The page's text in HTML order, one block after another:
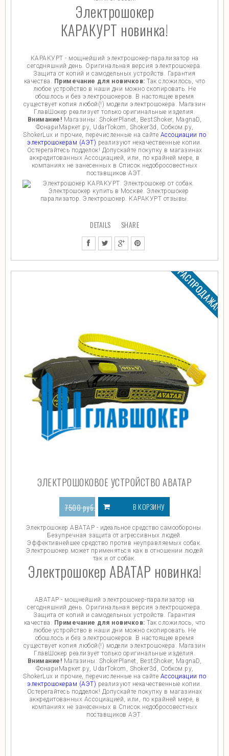
Электрошокер
КАРАКУРТ новинка!
КАРАКУРТ - мощнейший электрошокер-парализатор на
сегодняшний день. Оригинальная версия электрошокера.
Защита от копий и самодельных устройств. Гарантия
качества. Примечание для новичков: Так сложилось, что
любое устройство в наши дни можно скопировать. Не
обошлось и без электрошокеров. В настоящее время
существует копия любой(!) модели электрошокера. Магазин
ГлавШокер реализует только оригинальные изделия.
Внимание! Магазины: ShokerPlanet, BestShoker, MagnaD,
ФонариМаркет.ру, UdarTokom, Shoker3d, Собком.ру,
ShokerLux и прочие, перечисленные на сайте Ассоциации по
электрошокерам (АЭТ) реализуют некачественные копии.
Остерегайтесь подделок! Допускайте покупку в магазинах
аккредитованных Ассоциацией, или, по крайней мере, в
компаниях не занесенных в Список недобросовестных
поставщиков АЭТ.
DETAILS SHARE
РАСПРОДАЖА!
ЭЛЕКТРОШОКОВОЕ УСТРОЙСТВО АВАТАР
7500руб.
5800руб.
В КОРЗИНУ
Электрошокер АВАТАР - идеальное средство самообороны.
Безупречная защита от агрессивных людей.
Эффективнейшее средство против неуправляемых собак.
Электрошокер может применяться как в отношении людей
так и от собак.
Электрошокер АВАТАР новинка!
АВАТАР - мощнейший электрошокер-парализатор на
сегодняшний день. Оригинальная версия электрошокера.
Защита от копий и самодельных устройств. Гарантия
качества. Примечание для новичков: Так сложилось, что
любое устройство в наши дни можно скопировать. Не
обошлось и без электрошокеров. В настоящее время
существует копия любой(!) модели электрошокера. Магазин
ГлавШокер реализует только оригинальные изделия.
Внимание! Магазины: ShokerPlanet, BestShoker, MagnaD,
ФонариМаркет.ру, UdarTokom, Shoker3d, Собком.ру,
ShokerLux и прочие, перечисленные на сайте Ассоциации по
электрошокерам (АЭТ) реализуют некачественные копии.
Остерегайтесь подделок! Допускайте покупку в магазинах
аккредитованных Ассоциацией, или, по крайней мере, в
компаниях не занесенных в Список недобросовестных
поставщиков АЭТ.